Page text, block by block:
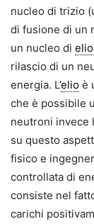
nucleo di trizio
di fusione di un
un nucleo di elio
rilascio di un
energia. L’elio è
che è possibile
neutroni invece
su questo
fisico e
controllata di
consiste nel
carichi